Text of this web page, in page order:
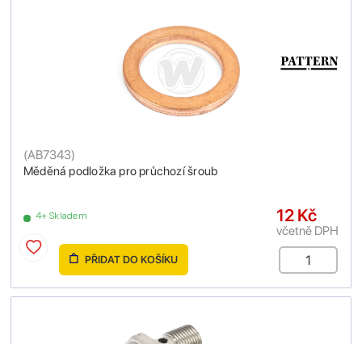
Měděná podložka pro průchozí šroub
(AB7343)
4+ Skladem 12 Kč
včetně DPH
PŘIDAT DO KOŠÍKU